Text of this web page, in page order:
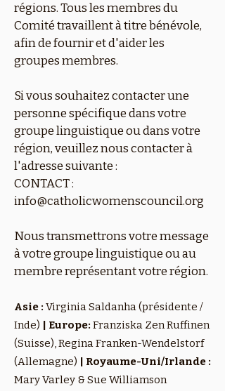
régions. Tous les membres du
Comité travaillent à titre bénévole,
afin de fournir et d'aider les
groupes membres.
Si vous souhaitez contacter une
personne spécifique dans votre
groupe linguistique ou dans votre
région, veuillez nous contacter à
l'adresse suivante :
CONTACT :
info@catholicwomenscouncil.org
Nous transmettrons votre message
à votre groupe linguistique ou au
membre représentant votre région.
Asie : Virginia Saldanha (présidente /
Inde) | Europe: Franziska Zen Ruffinen
(Suisse), Regina Franken-Wendelstorf
(Allemagne) | Royaume-Uni/Irlande :
Mary Varley & Sue Williamson